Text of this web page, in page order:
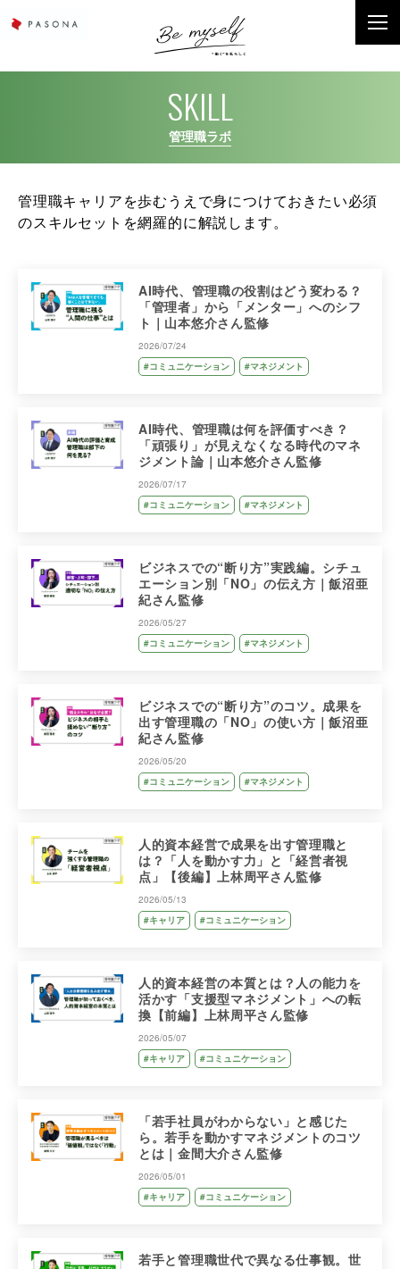
SKILL
管理職ラボ
管理職キャリアを歩むうえで身につけておきたい必須
のスキルセットを網羅的に解説します。
AI時代、管理職の役割はどう変わる？
「管理者」から「メンター」へのシフ
ト｜山本悠介さん監修
2026/07/24
#コミュニケーション
#マネジメント
AI時代、管理職は何を評価すべき？
「頑張り」が見えなくなる時代のマネ
ジメント論｜山本悠介さん監修
2026/07/17
#コミュニケーション
#マネジメント
ビジネスでの“断り方”実践編。シチュ
エーション別「NO」の伝え方｜飯沼亜
紀さん監修
2026/05/27
#コミュニケーション
#マネジメント
ビジネスでの“断り方”のコツ。成果を
出す管理職の「NO」の使い方｜飯沼亜
紀さん監修
2026/05/20
#コミュニケーション
#マネジメント
人的資本経営で成果を出す管理職と
は？「人を動かす力」と「経営者視
点」【後編】上林周平さん監修
2026/05/13
#キャリア
#コミュニケーション
人的資本経営の本質とは？人の能力を
活かす「支援型マネジメント」への転
換【前編】上林周平さん監修
2026/05/07
#キャリア
#コミュニケーション
「若手社員がわからない」と感じた
ら。若手を動かすマネジメントのコツ
とは｜金間大介さん監修
2026/05/01
#キャリア
#コミュニケーション
若手と管理職世代で異なる仕事観。世